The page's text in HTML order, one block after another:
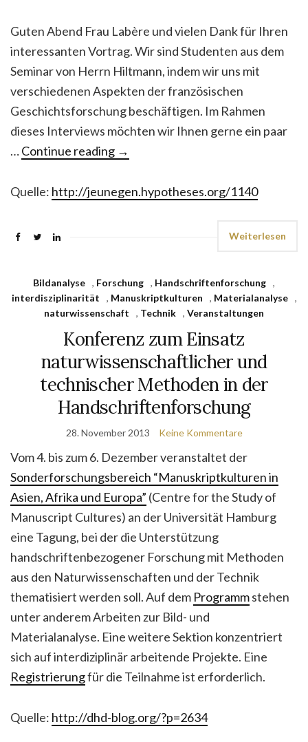
Guten Abend Frau Labère und vielen Dank für Ihren
interessanten Vortrag. Wir sind Studenten aus dem
Seminar von Herrn Hiltmann, indem wir uns mit
verschiedenen Aspekten der französischen
Geschichtsforschung beschäftigen. Im Rahmen
dieses Interviews möchten wir Ihnen gerne ein paar
…Continue reading →
Quelle: http://jeunegen.hypotheses.org/1140
Weiterlesen
Bildanalyse , Forschung , Handschriftenforschung ,
interdisziplinarität
, Manuskriptkulturen , Materialanalyse
,
naturwissenschaft
, Technik , Veranstaltungen
Konferenz zum Einsatz
naturwissenschaftlicher und
technischer Methoden in der
Handschriftenforschung
28. November 2013 Keine Kommentare
Vom 4. bis zum 6. Dezember veranstaltet der
Sonderforschungsbereich “Manuskriptkulturen in
Asien, Afrika und Europa” (Centre for the Study of
Manuscript Cultures) an der Universität Hamburg
eine Tagung, bei der die Unterstützung
handschriftenbezogener Forschung mit Methoden
aus den Naturwissenschaften und der Technik
thematisiert werden soll. Auf dem Programmstehen
unter anderem Arbeiten zur Bild- und
Materialanalyse. Eine weitere Sektion konzentriert
sich auf interdiziplinär arbeitende Projekte. Eine
Registrierungfür die Teilnahme ist erforderlich.
Quelle: http://dhd-blog.org/?p=2634